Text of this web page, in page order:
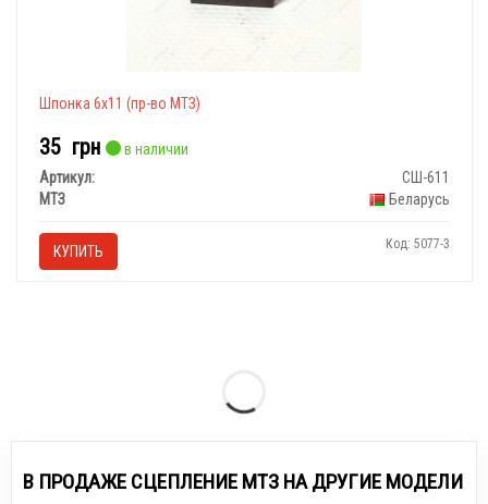
Шпонка 6х11 (пр-во МТЗ)
35 грн
в наличии
Артикул:
СШ-611
МТЗ
Беларусь
КУПИТЬ Код: 5077-3
В ПРОДАЖЕ СЦЕПЛЕНИЕ МТЗ НА ДРУГИЕ МОДЕЛИ